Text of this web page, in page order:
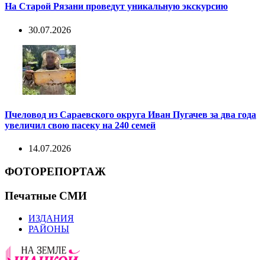
На Старой Рязани проведут уникальную экскурсию
30.07.2026
Пчеловод из Сараевского округа Иван Пугачев за два года
увеличил свою пасеку на 240 семей
14.07.2026
ФОТОРЕПОРТАЖ
Печатные СМИ
ИЗДАНИЯ
РАЙОНЫ